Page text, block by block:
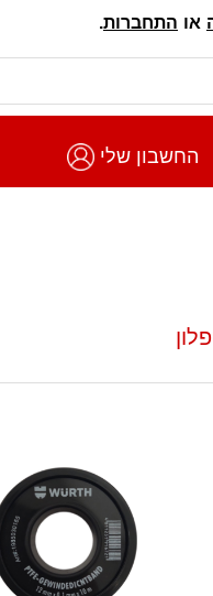
או התחברות.
החשבון שלי